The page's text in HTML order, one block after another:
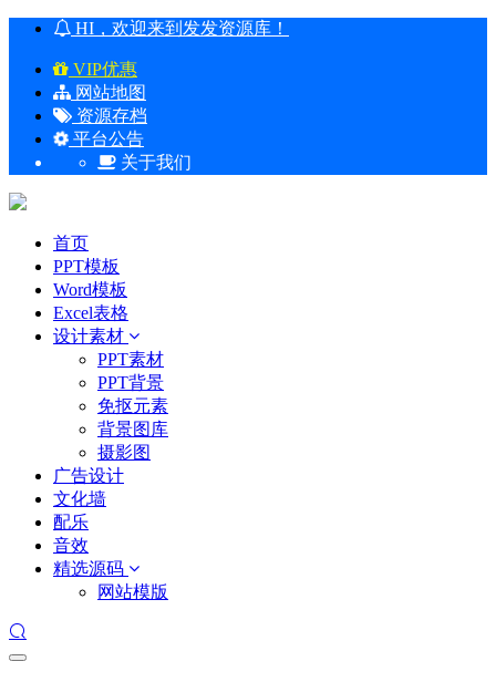
HI，欢迎来到发发资源库！
VIP优惠
网站地图
资源存档
平台公告
关于我们
首页
PPT模板
Word模板
Excel表格
设计素材
PPT素材
PPT背景
免抠元素
背景图库
摄影图
广告设计
文化墙
配乐
音效
精选源码
网站模版